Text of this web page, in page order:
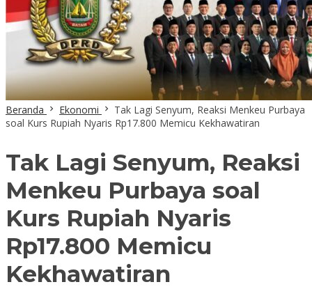
Beranda Ekonomi
Tak Lagi Senyum, Reaksi Menkeu Purbaya
soal Kurs Rupiah Nyaris Rp17.800 Memicu Kekhawatiran
Tak Lagi Senyum, Reaksi
Menkeu Purbaya soal
Kurs Rupiah Nyaris
Rp17.800 Memicu
Kekhawatiran